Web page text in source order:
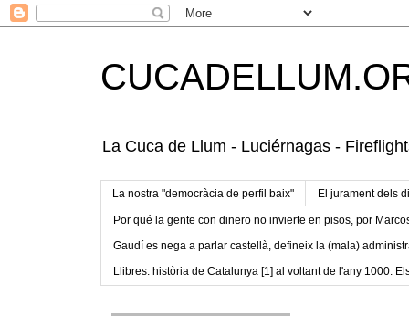
La Cuca de Llum - Luciérnagas -
La nostra "democràcia de perfil baix" El jurament dels
Por qué la gente con dinero no invierte en pisos, por
Gaudí es nega a parlar castellà, defineix la (mala)
Llibres: història de Catalunya [1] al voltant de l'any 1000.